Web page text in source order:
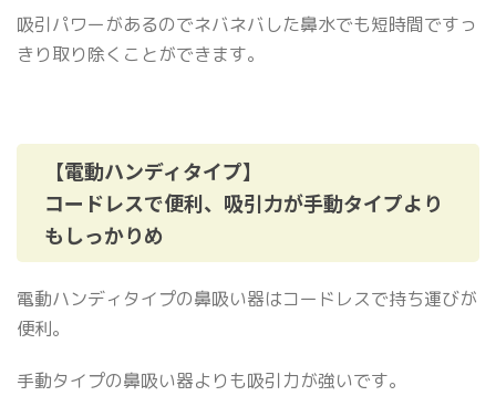
吸引パワーがあるのでネバネバした鼻水でも短時間ですっ
きり取り除くことができます。
【電動ハンディタイプ】
コードレスで便利、吸引力が手動タイプより
もしっかりめ
電動ハンディタイプの鼻吸い器はコードレスで持ち運びが
便利。
手動タイプの鼻吸い器よりも吸引力が強いです。